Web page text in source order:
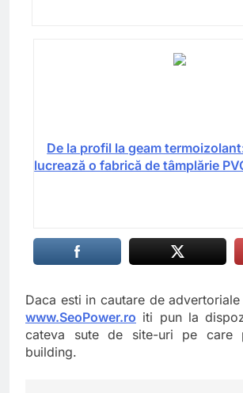
De la profil la geam
lucrează o fabrică de tâmplărie
Daca esti in cautare de
www.SeoPower.ro iti pun la
cateva sute de site-uri pe care
building.